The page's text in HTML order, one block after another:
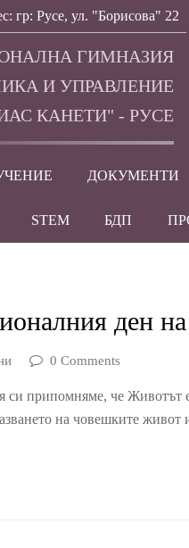
гр: Русе, ул. "Борисова" 22
ГИМНАЗИЯ
И УПРАВЛЕНИЕ
КАНЕТИ" - РУСЕ
ДОКУМЕНТИ
STEM БДП
ден
0 Comments
си припомняме, че
на човешките живот